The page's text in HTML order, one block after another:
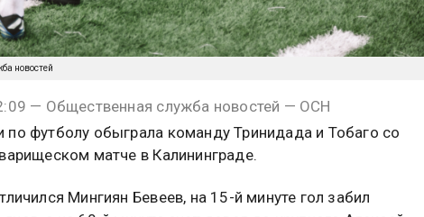
новостей
— Общественная служба новостей — ОСН
по футболу обыграла команду Тринидада и Тобаго со
матче в Калининграде.
Мингиян Бевеев, на 15-й минуте гол забил